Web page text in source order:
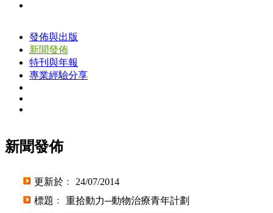
發佈與出版
新聞發佈
特刊與年報
專業經驗分享
新聞發佈
更新於﹕ 24/07/2014
標題﹕ 重拾動力─動物治療青年計劃